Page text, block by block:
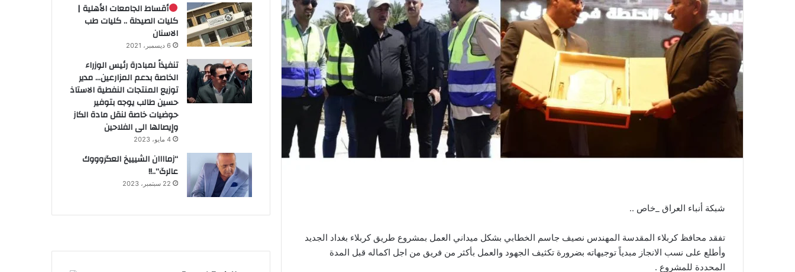
شبكة أنباء العراق _خاص ..
تفقد محافظ كربلاء المقدسة المهندس نصيف جاسم الخطابي بشكل ميداني العمل بمشروع طريق كربلاء بغداد الجديد
وأطلع على نسب الانجاز مبدياً توجيهاته بضرورة تكثيف الجهود والعمل بأكثر من فريق من اجل اكماله قبل المدة
المحددة للمشروع .
أقساط الجامعات الأهلية |
كليات الصيدلة .. كليات طب
الاسنان
6 ديسمبر، 2021
تنفيذاً لمبادرة رئيس الوزراء
الخاصة بدعم المزارعين… مدير
توزيع المنتجات النفطية الاستاذ
حسين طالب يوجه بتوفير
حوضيات خاصة لنقل مادة الكاز
وإيصالها الى الفلاحين
4 مايو، 2023
“زماااان الشيييخ العگروووك
عالرگ”..!!
22 سبتمبر، 2023